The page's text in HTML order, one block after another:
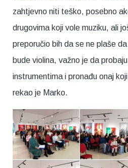
zahtjevno niti teško, posebno
drugovima koji vole muziku, ali
preporučio bih da se ne plaše
bude violina, važno je da
instrumentima i pronađu onaj
rekao je Marko.